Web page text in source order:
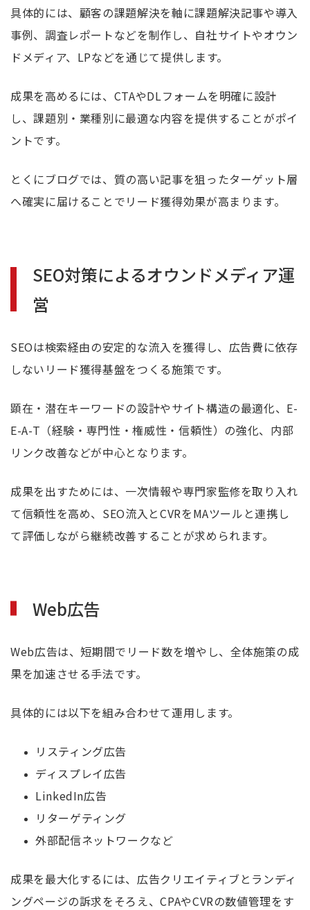
具体的には、顧客の課題解決を軸に課題解決記事や導入
事例、調査レポートなどを制作し、自社サイトやオウン
ドメディア、LPなどを通じて提供します。
成果を高めるには、CTAやDLフォームを明確に設計
し、課題別・業種別に最適な内容を提供することがポイ
ントです。
とくにブログでは、質の高い記事を狙ったターゲット層
へ確実に届けることでリード獲得効果が高まります。
SEO対策によるオウンドメディア運
営
SEOは検索経由の安定的な流入を獲得し、広告費に依存
しないリード獲得基盤をつくる施策です。
顕在・潜在キーワードの設計やサイト構造の最適化、E-
E-A-T（経験・専門性・権威性・信頼性）の強化、内部
リンク改善などが中心となります。
成果を出すためには、一次情報や専門家監修を取り入れ
て信頼性を高め、SEO流入とCVRをMAツールと連携し
て評価しながら継続改善することが求められます。
Web広告
Web広告は、短期間でリード数を増やし、全体施策の成
果を加速させる手法です。
具体的には以下を組み合わせて運用します。
リスティング広告
ディスプレイ広告
LinkedIn広告
リターゲティング
外部配信ネットワークなど
成果を最大化するには、広告クリエイティブとランディ
ングページの訴求をそろえ、CPAやCVRの数値管理をす